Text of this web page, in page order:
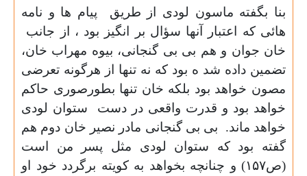
بنا بگفته ماسون لودی از طریق پیام ها و نامه
هائی که اعتبار آنها سؤال بر انگیز بود ، از جانب
خان جوان و هم بی بی گنجانی، بیوه مهراب خان،
تضمین داده شد ه بود که نه تنها از هرگونه تعرضی
مصون خواهد بود بلکه خان تنها بطورصوری حاکم
خواهد بود و قدرت واقعی در دست ستوان لودی
خواهد ماند. بی بی گنجانی مادر نصیر خان دوم هم
گفته بود که ستوان لودی مثل پسر من است
(ص۱۵۷)
و چنانچه بخواهد به کویته برگردد خود او